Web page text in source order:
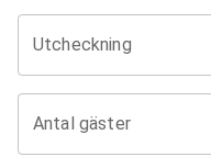
Utcheckning
Antal gäster